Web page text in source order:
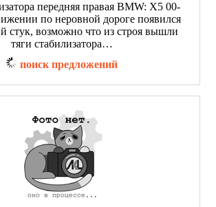
передняя правая BMW: X5 00-
по неровной дороге появился
стук, возможно что из строя вышли
тяги стабилизатора…
поиск предложений